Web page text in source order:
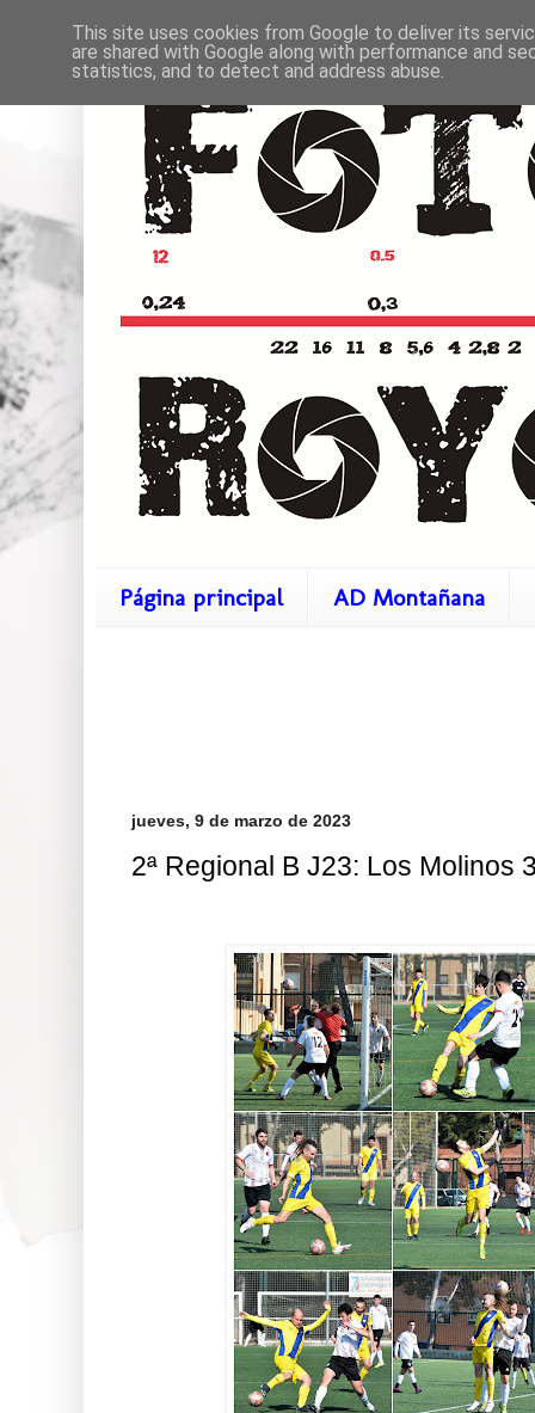
Página principal AD Montañana
jueves, 9 de marzo de 2023
2ª Regional B J23: Los Molinos
This site uses cookies from Google to deliver its
are shared with Google along with performance and
statistics, and to detect and address abuse.